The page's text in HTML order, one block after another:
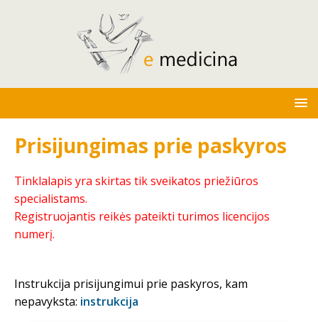
Prisijungimas prie paskyros
Tinklalapis yra skirtas tik sveikatos priežiūros
specialistams.
Registruojantis reikės pateikti turimos licencijos
numerį.
Instrukcija prisijungimui prie paskyros, kam
nepavyksta: instrukcija